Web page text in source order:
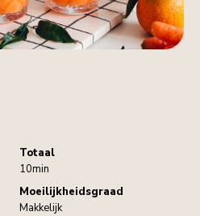
Totaal
10min
Moeilijkheidsgraad
Makkelijk